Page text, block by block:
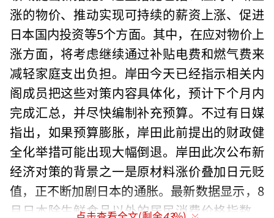
涨的物价、推动实现可持续的薪资上涨、促进
日本国内投资等5个方面。其中，在应对物价上
涨方面，将考虑继续通过补贴电费和燃气费来
减轻家庭支出负担。岸田今天已经指示相关内
阁成员把这些对策内容具体化，预计下个月内
完成汇总，并尽快编制补充预算。不过有日媒
指出，如果预算膨胀，岸田此前提出的财政健
全化举措可能出现大幅倒退。岸田此次公布新
经济对策的背景之一是原材料涨价叠加日元贬
值，正不断加剧日本的通胀。最新数据显示，8
月日本除生鲜食品以外的居民消费价格指数，